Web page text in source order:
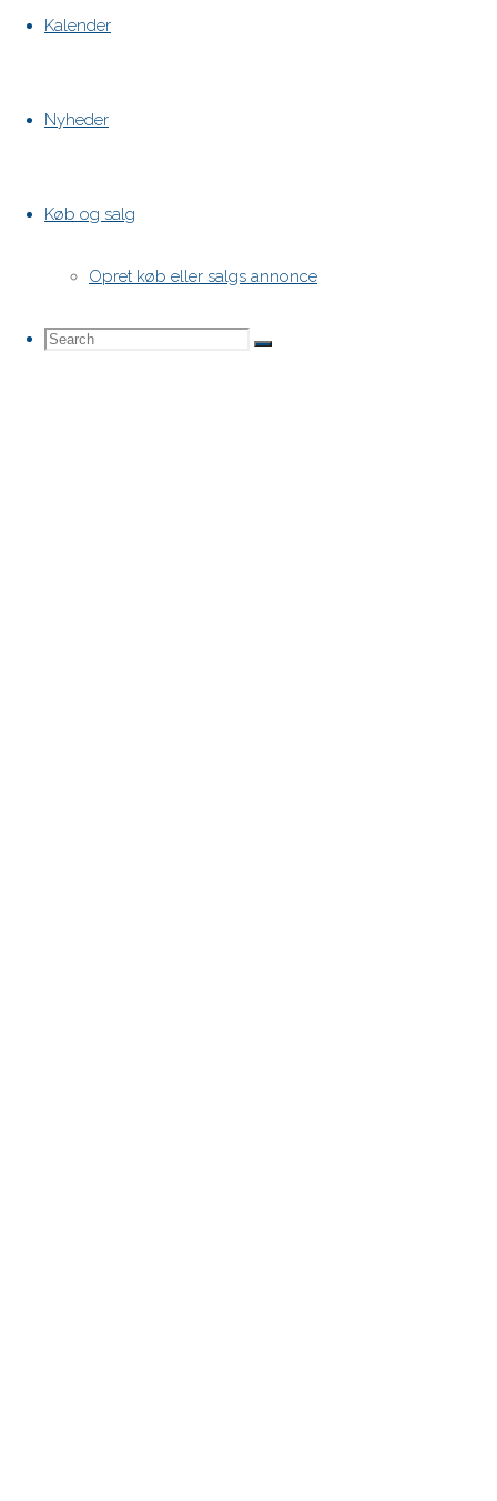
Kalender
Nyheder
Køb og salg
Opret køb eller salgs annonce
Search
Search
Search